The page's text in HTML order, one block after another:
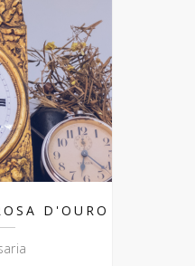
D'OURO